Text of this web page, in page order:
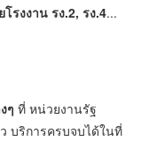
รงงาน รง.2, รง.4...
ๆ ที่ หน่วยงานรัฐ
บริการครบจบได้ในที่